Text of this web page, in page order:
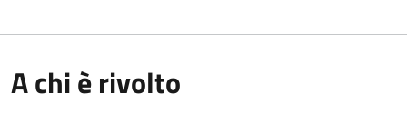
A chi è rivolto